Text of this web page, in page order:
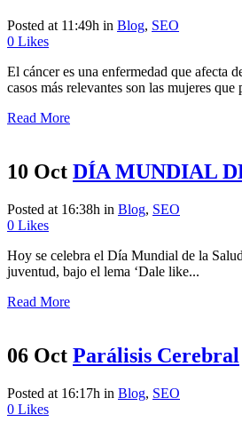
Posted at 11:49h in Blog, SEO
0 Likes
El cáncer es una enfermedad que afecta
casos más relevantes son las mujeres que
Read More
10 Oct DÍA MUNDIAL
Posted at 16:38h in Blog, SEO
0 Likes
Hoy se celebra el Día Mundial de la
juventud, bajo el lema ‘Dale like...
Read More
06 Oct Parálisis Cerebral
Posted at 16:17h in Blog, SEO
0 Likes